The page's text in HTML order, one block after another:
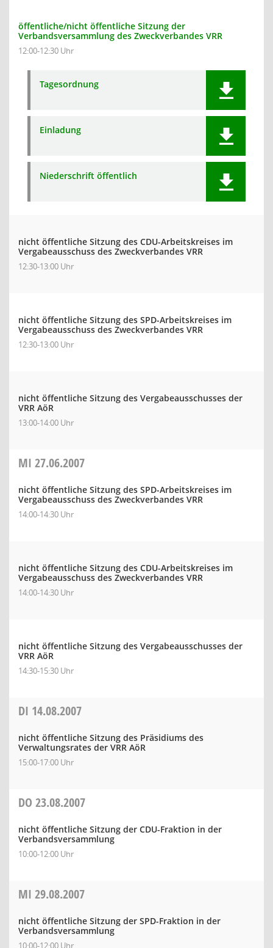
öffentliche/nicht öffentliche Sitzung der
Verbandsversammlung des Zweckverbandes VRR
12:00-12:30 Uhr
Tagesordnung
Einladung
Niederschrift öffentlich
nicht öffentliche Sitzung des CDU-Arbeitskreises im
Vergabeausschuss des Zweckverbandes VRR
12:30-13:00 Uhr
nicht öffentliche Sitzung des SPD-Arbeitskreises im
Vergabeausschuss des Zweckverbandes VRR
12:30-13:00 Uhr
nicht öffentliche Sitzung des Vergabeausschusses der
VRR AöR
13:00-14:00 Uhr
MI 27.06.2007
nicht öffentliche Sitzung des SPD-Arbeitskreises im
Vergabeausschuss des Zweckverbandes VRR
14:00-14:30 Uhr
nicht öffentliche Sitzung des CDU-Arbeitskreises im
Vergabeausschuss des Zweckverbandes VRR
14:00-14:30 Uhr
nicht öffentliche Sitzung des Vergabeausschusses der
VRR AöR
14:30-15:30 Uhr
DI 14.08.2007
nicht öffentliche Sitzung des Präsidiums des
Verwaltungsrates der VRR AöR
15:00-17:00 Uhr
DO 23.08.2007
nicht öffentliche Sitzung der CDU-Fraktion in der
Verbandsversammlung
10:00-12:00 Uhr
MI 29.08.2007
nicht öffentliche Sitzung der SPD-Fraktion in der
Verbandsversammlung
10:00-12:00 Uhr